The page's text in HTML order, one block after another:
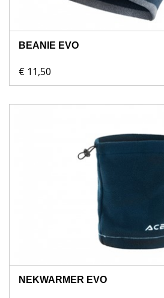
BEANIE EVO
€ 11,50
NEKWARMER EVO